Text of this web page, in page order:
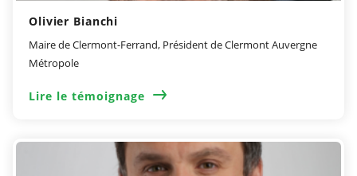
Olivier Bianchi
Maire de Clermont-Ferrand, Président de Clermont Auvergne
Métropole
Lire le témoignage